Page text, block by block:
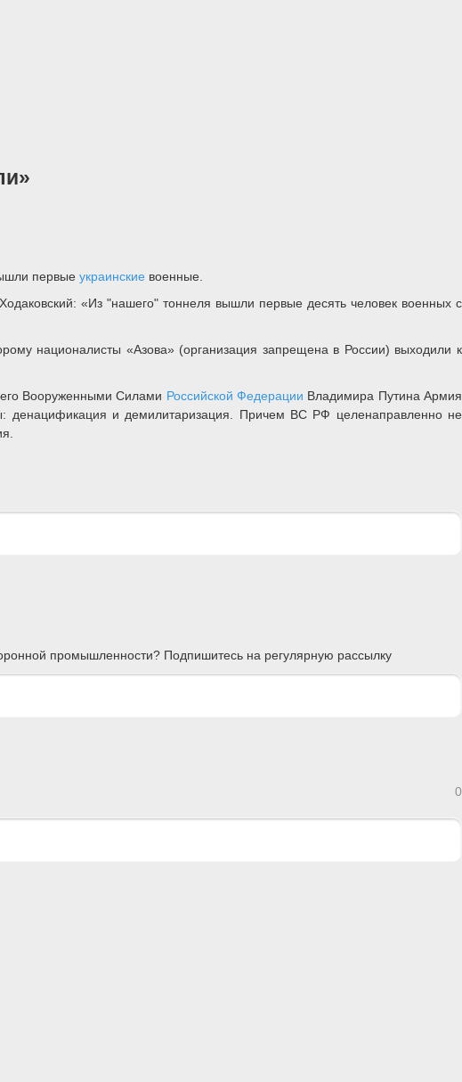
первые украинские военные.
«Из "нашего" тоннеля вышли первые десять человек военных с
националисты «Азова» (организация запрещена в России) выходили к
Вооруженными Силами Российской Федерации Владимира Путина Армия
денацификация и демилитаризация. Причем ВС РФ целенаправленно не
промышленности? Подпишитесь на регулярную рассылку
0